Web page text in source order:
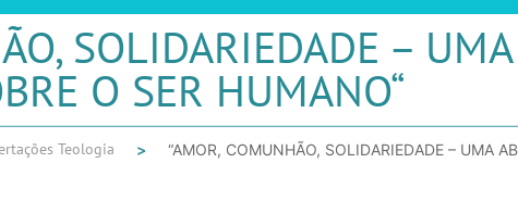
SOLIDARIEDADE –
O SER HUMANO“
Teologia “AMOR, COMUNHÃO, SOLIDARIEDADE – UMA